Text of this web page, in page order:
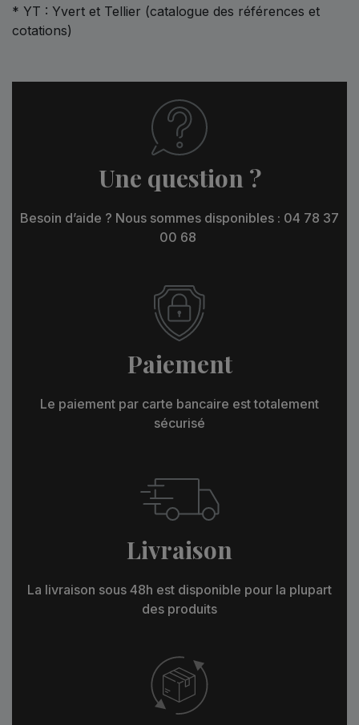
* YT : Yvert et Tellier (catalogue des références et
cotations)
Une question ?
Besoin d’aide ? Nous sommes disponibles : 04 78 37
00 68
Paiement
Le paiement par carte bancaire est totalement
sécurisé
Livraison
La livraison sous 48h est disponible pour la plupart
des produits